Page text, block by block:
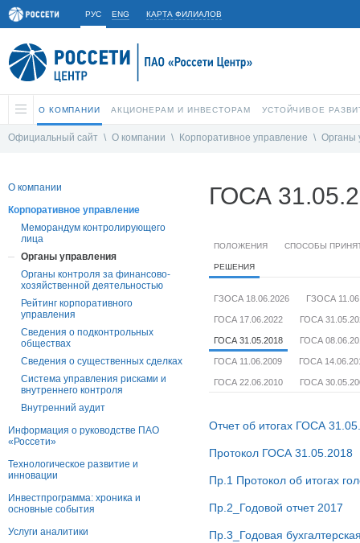
РУС ENG КАРТА ФИЛИАЛОВ
О КОМПАНИИ АКЦИОНЕРАМ И ИНВЕСТОРАМ УСТОЙЧИВОЕ
Официальный сайт \ О компании \ Корпоративное управление \ Органы
О компании
Корпоративное управление
Меморандум контролирующего
лица
Органы управления
Органы контроля за финансово-
хозяйственной деятельностью
Рейтинг корпоративного
управления
Сведения о подконтрольных
обществах
Сведения о существенных сделках
Система управления рисками и
внутреннего контроля
Внутренний аудит
Информация о руководстве ПАО
«Россети»
Технологическое развитие и
инновации
Инвестпрограмма: хроника и
основные события
Услуги аналитики
ГОСА
ПОЛОЖЕНИЯ СПОСОБЫ
РЕШЕНИЯ
ГЗОСА 18.06.2026 ГЗОСА
ГОСА 17.06.2022 ГОСА
ГОСА 31.05.2018 ГОСА
ГОСА 11.06.2009 ГОСА
ГОСА 22.06.2010 ГОСА
Отчет об итогах ГОСА
Протокол ГОСА 31.05.2018
Пр.1 Протокол об итогах
Пр.2_Годовой отчет 2017
Пр.3_Годовая